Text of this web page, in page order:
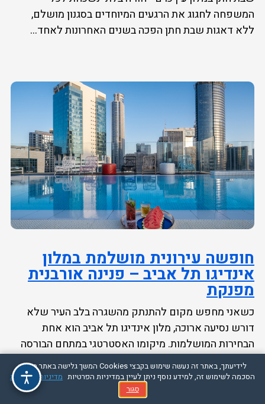
המשפחה לחגוג את הרגעים המיוחדים בסגנון מושלם,
ללא דאגות שבת חתן הפכה בשנים האחרונות לאחד...
חופשה עירונית מושלמת במלון
אינדיגו תל אביב – פנינה אורבנית
מפנקת
כשאני מחפש מקום להתנתק מהשגרה בלב העיר שלא
דורש נסיעה ארוכה, מלון אינדיגו תל אביב הוא אחת
הבחירות המושלמות. מיקומו האסטרטגי במתחם הבורסה
ליהלומים המתחדש...
לידיעתך, באתר זה נעשה שימוש בקבצי Cookies המשך גלישה באתר מהווה
הסכמה לשימוש זה, למידע נוסף ניתן לעיין במדיניות הפרטיות מדיניות הפרטיות
סגור